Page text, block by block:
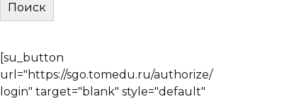
Поиск
[su_button
url="https://sgo.tomedu.ru/authorize/
login" target="blank" style="default"